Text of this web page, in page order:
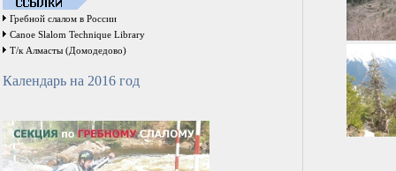
Гребной слалом в России
Canoe Slalom Technique Library
Т/к Алмасты (Домодедово)
Календарь на 2016 год